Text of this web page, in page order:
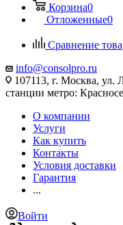
Корзина0
Отложенные0
Сравнение
info@consolpro.ru
107113, г. Москва, ул.
станции метро:
О компании
Услуги
Как купить
Контакты
Условия доставки
Гарантия
...
Войти